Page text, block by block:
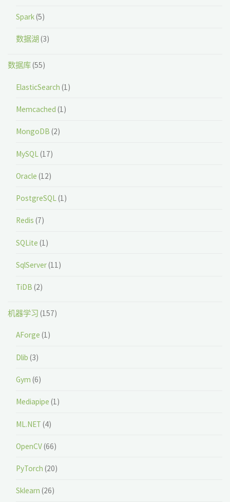
Spark(5)
数据湖 (3)
数据库(55)
ElasticSearch (1)
Memcached (1)
MongoDB (2)
MySQL (17)
Oracle (12)
PostgreSQL(1)
Redis (7)
SQLite (1)
SqlServer(11)
TiDB (2)
机器学习 (157)
AForge (1)
Dlib (3)
Gym (6)
Mediapipe (1)
ML.NET (4)
OpenCV(66)
PyTorch (20)
Sklearn (26)